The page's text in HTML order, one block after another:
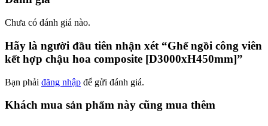
Chưa có đánh giá nào.
Hãy là người đầu tiên nhận xét “Ghế ngồi công viên
kết hợp chậu hoa composite [D3000xH450mm]”
Bạn phải đăng nhập để gửi đánh giá.
Khách mua sản phẩm này cũng mua thêm